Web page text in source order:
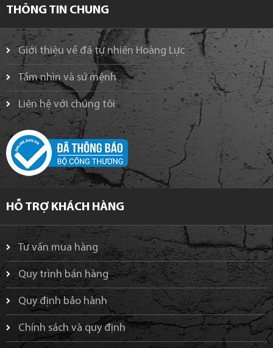
THÔNG TIN CHUNG
Giới thiệu về đá tự nhiên Hoàng Lực
Tầm nhìn và sứ mệnh
Liên hệ với chúng tôi
HỖ TRỢ KHÁCH HÀNG
Tư vấn mua hàng
Quy trình bán hàng
Quy định bảo hành
Chính sách và quy định